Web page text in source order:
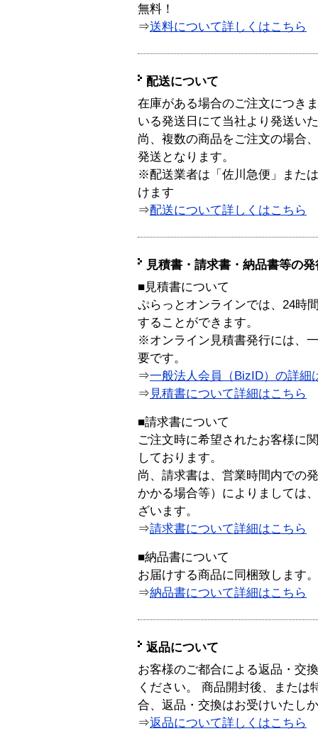
無料！
⇒送料について詳しくはこちら
配送について
在庫がある場合のご注文につき
いる発送日にて当社より発送い
尚、複数の商品をご注文の場合
発送となります。
※配送業者は「佐川急便」また
けます
⇒配送について詳しくはこちら
見積書・請求書・納品書等の
■見積書について
ぷらっとオンラインでは、24時
することができます。
※オンライン見積書発行には、
要です。
⇒一般法人会員（BizID）の詳細
⇒ 見積書について詳細はこちら
■請求書について
ご注文時に希望されたお客様に
しております。
尚、請求書は、営業時間内での
かかる場合等）によりましては
ざいます。
⇒請求書について詳細はこちら
■納品書について
お届けする商品に同梱致します。
⇒納品書について詳細はこちら
返品について
お客様のご都合による返品・交
ください。 商品開封後、または
合、返品・交換はお受けいたし
⇒返品について詳しくはこちら